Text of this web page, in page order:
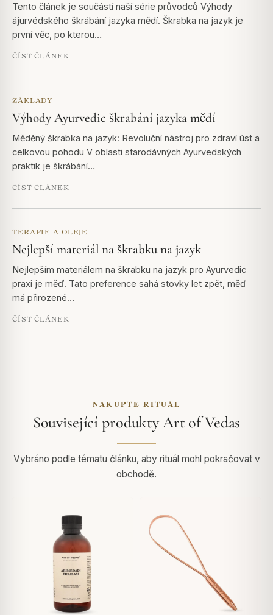
Tento článek je součástí naší série průvodců Výhody
ájurvédského škrábání jazyka mědí. Škrabka na jazyk je
první věc, po kterou…
ČÍST ČLÁNEK
ZÁKLADY
Výhody Ayurvedic škrabání jazyka mědí
Měděný škrabka na jazyk: Revoluční nástroj pro zdraví úst a
celkovou pohodu V oblasti starodávných Ayurvedských
praktik je škrábání…
ČÍST ČLÁNEK
TERAPIE A OLEJE
Nejlepší materiál na škrabku na jazyk
Nejlepším materiálem na škrabku na jazyk pro Ayurvedic
praxi je měď. Tato preference sahá stovky let zpět, měď
má přirozené…
ČÍST ČLÁNEK
NAKUPTE RITUÁL
Související produkty Art of Vedas
Vybráno podle tématu článku, aby rituál mohl pokračovat v
obchodě.